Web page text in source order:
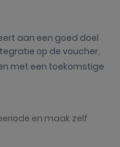
aan een goed doel
op de voucher,
met een toekomstige
en maak zelf